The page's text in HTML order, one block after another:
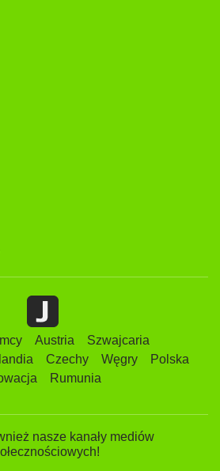
Austria
Szwajcaria
Czechy Węgry
Polska
Rumunia
nasze kanały mediów